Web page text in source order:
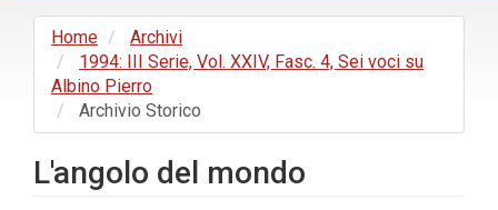
Home
Archivi
1994: III Serie, Vol. XXIV, Fasc. 4, Sei voci su
Albino Pierro
Archivio Storico
L'angolo del mondo